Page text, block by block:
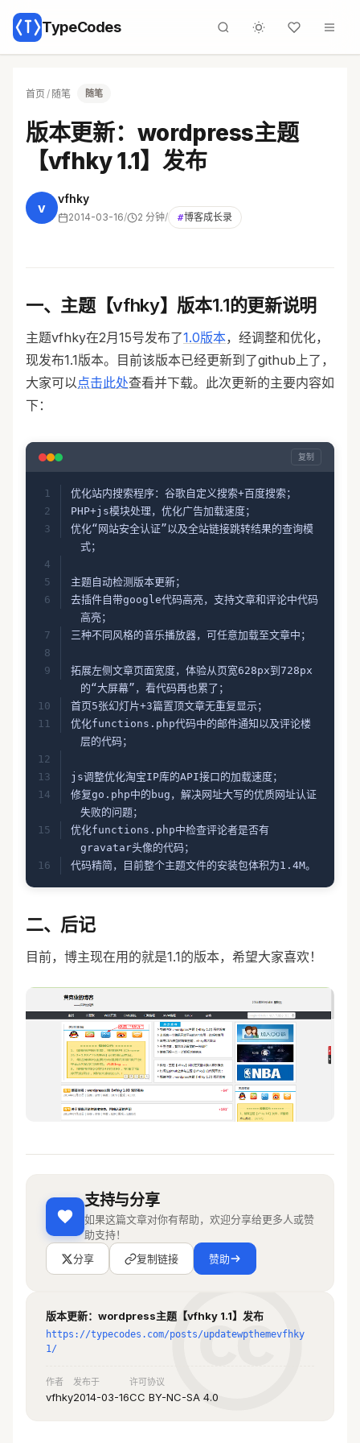
TypeCodes
首页 / 随笔 随笔
版本更新：wordpress主题
【vfhky 1.1】发布
v
vfhky
2014-03-16/ 2 分钟/ #博客成长录
一、主题【vfhky】版本1.1的更新说明
主题vfhky在2月15号发布了1.0版本，经调整和优化，
现发布1.1版本。目前该版本已经更新到了github上了，
大家可以点击此处查看并下载。此次更新的主要内容如
下：
复制
优化站内搜索程序：谷歌自定义搜索+百度搜索；
PHP+js模块处理，优化广告加载速度；
优化“网站安全认证”以及全站链接跳转结果的查询模
式；
主题自动检测版本更新；
去插件自带google代码高亮，支持文章和评论中代码
高亮；
三种不同风格的音乐播放器，可任意加载至文章中；
拓展左侧文章页面宽度，体验从页宽628px到728px
的“大屏幕”，看代码再也累了；
首页5张幻灯片+3篇置顶文章无重复显示；
优化functions.php代码中的邮件通知以及评论楼
层的代码；
js调整优化淘宝IP库的API接口的加载速度；
修复go.php中的bug，解决网址大写的优质网址认证
失败的问题；
优化functions.php中检查评论者是否有
gravatar头像的代码；
代码精简，目前整个主题文件的安装包体积为1.4M。
二、后记
目前，博主现在用的就是1.1的版本，希望大家喜欢！
支持与分享
如果这篇文章对你有帮助，欢迎分享给更多人或赞
助支持！
分享
复制链接 赞助
版本更新：wordpress主题【vfhky 1.1】发布
https://typecodes.com/posts/updatewpthemevfhky
1/
作者
vfhky
发布于
2014-03-16
许可协议
CC BY-NC-SA 4.0